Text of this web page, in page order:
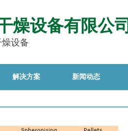
燥设备有限公司
设备
解决方案 新闻动态